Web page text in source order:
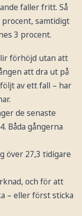
faller fritt. Så
procent, samtidigt
3 procent.
förhöjd utan att
att dra ut på
av ett fall – har
de senaste
Båda gångerna
över 27,3 tidigare
och för att
– eller först sticka